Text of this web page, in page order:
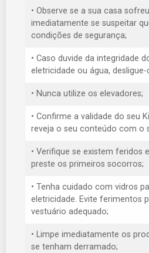
• Observe se a sua casa
imediatamente se suspeitar
condições de segurança;
• Caso duvide da integridade
eletricidade ou água,
• Nunca utilize os elevadores;
• Confirme a validade do seu
reveja o seu conteúdo com o
• Verifique se existem feridos
preste os primeiros socorros;
• Tenha cuidado com vidros
eletricidade. Evite ferimentos
vestuário adequado;
• Limpe imediatamente os
se tenham derramado;